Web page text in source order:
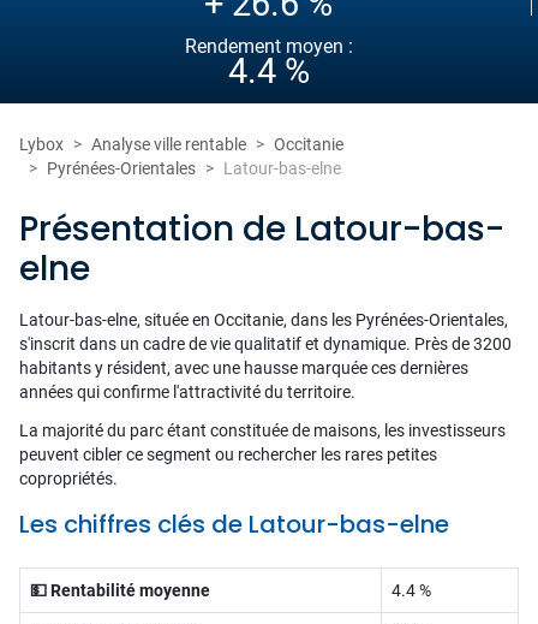
Rendement moyen :
4.4 %
Lybox Analyse ville rentable
Occitanie
Pyrénées-Orientales
Latour-bas-elne
Présentation de Latour-bas-
elne
Latour-bas-elne, située en Occitanie, dans les Pyrénées-Orientales,
s'inscrit dans un cadre de vie qualitatif et dynamique. Près de 3200
habitants y résident, avec une hausse marquée ces dernières
années qui confirme l'attractivité du territoire.
La majorité du parc étant constituée de maisons, les investisseurs
peuvent cibler ce segment ou rechercher les rares petites
copropriétés.
Les chiffres clés de Latour-bas-elne
💵 Rentabilité moyenne 4.4 %